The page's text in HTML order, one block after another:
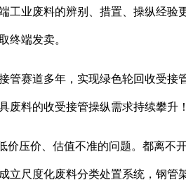
业废料的辨别、措置、操纵经验
终端发卖。
赛道多年，实现绿色轮回收受接
废料的收受接管操纵需求持续攀升！
压价、估值不准的问题。都离不
尺度化废料分类处置系统，钢管